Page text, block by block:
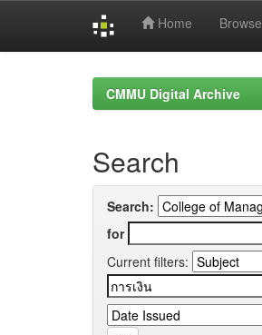
Home Browse
CMMU Digital Archive
Search
Search:
for
Current filters: